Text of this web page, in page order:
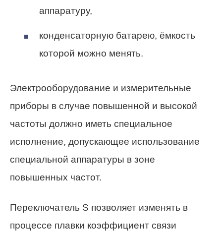
аппаратуру,
конденсаторную батарею, ёмкость
которой можно менять.
Электрооборудование и измерительные
приборы в случае повышенной и высокой
частоты должно иметь специальное
исполнение, допускающее использование
специальной аппаратуры в зоне
повышенных частот.
Переключатель S позволяет изменять в
процессе плавки коэффициент связи